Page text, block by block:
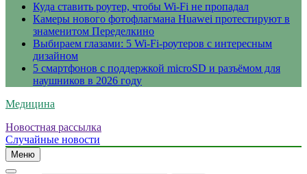
Куда ставить роутер, чтобы Wi-Fi не пропадал
Камеры нового фотофлагмана Huawei протестируют в
знаменитом Переделкино
Выбираем глазами: 5 Wi-Fi-роутеров с интересным
дизайном
5 смартфонов с поддержкой microSD и разъёмом для
наушников в 2026 году
Медицина
Новостная рассылка
Случайные новости
Меню